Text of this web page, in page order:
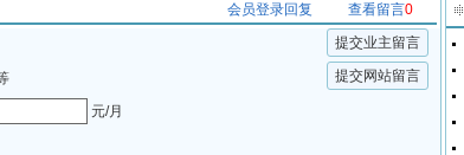
0
查看留言
会员登录回复
提交业主留言
提交网站留言
元/月